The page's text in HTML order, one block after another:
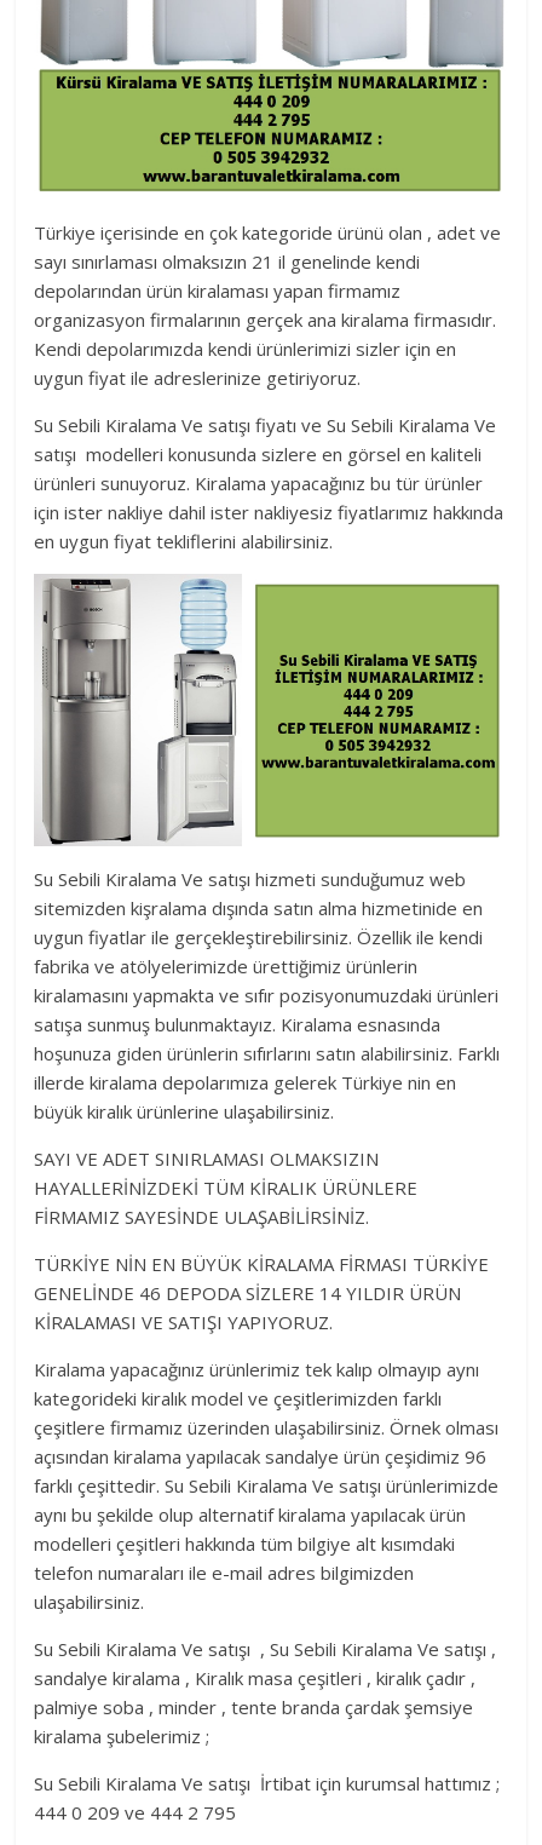
Türkiye içerisinde en çok kategoride ürünü olan , adet ve
sayı sınırlaması olmaksızın 21 il genelinde kendi
depolarından ürün kiralaması yapan firmamız
organizasyon firmalarının gerçek ana kiralama firmasıdır.
Kendi depolarımızda kendi ürünlerimizi sizler için en
uygun fiyat ile adreslerinize getiriyoruz.
Su Sebili Kiralama Ve satışı fiyatı ve Su Sebili Kiralama Ve
satışı modelleri konusunda sizlere en görsel en kaliteli
ürünleri sunuyoruz. Kiralama yapacağınız bu tür ürünler
için ister nakliye dahil ister nakliyesiz fiyatlarımız hakkında
en uygun fiyat tekliflerini alabilirsiniz.
Su Sebili Kiralama Ve satışı hizmeti sunduğumuz web
sitemizden kişralama dışında satın alma hizmetinide en
uygun fiyatlar ile gerçekleştirebilirsiniz. Özellik ile kendi
fabrika ve atölyelerimizde ürettiğimiz ürünlerin
kiralamasını yapmakta ve sıfır pozisyonumuzdaki ürünleri
satışa sunmuş bulunmaktayız. Kiralama esnasında
hoşunuza giden ürünlerin sıfırlarını satın alabilirsiniz. Farklı
illerde kiralama depolarımıza gelerek Türkiye nin en
büyük kiralık ürünlerine ulaşabilirsiniz.
SAYI VE ADET SINIRLAMASI OLMAKSIZIN
HAYALLERİNİZDEKİ TÜM KİRALIK ÜRÜNLERE
FİRMAMIZ SAYESİNDE ULAŞABİLİRSİNİZ.
TÜRKİYE NİN EN BÜYÜK KİRALAMA FİRMASI TÜRKİYE
GENELİNDE 46 DEPODA SİZLERE 14 YILDIR ÜRÜN
KİRALAMASI VE SATIŞI YAPIYORUZ.
Kiralama yapacağınız ürünlerimiz tek kalıp olmayıp aynı
kategorideki kiralık model ve çeşitlerimizden farklı
çeşitlere firmamız üzerinden ulaşabilirsiniz. Örnek olması
açısından kiralama yapılacak sandalye ürün çeşidimiz 96
farklı çeşittedir. Su Sebili Kiralama Ve satışı ürünlerimizde
aynı bu şekilde olup alternatif kiralama yapılacak ürün
modelleri çeşitleri hakkında tüm bilgiye alt kısımdaki
telefon numaraları ile e-mail adres bilgimizden
ulaşabilirsiniz.
Su Sebili Kiralama Ve satışı , Su Sebili Kiralama Ve satışı ,
sandalye kiralama , Kiralık masa çeşitleri , kiralık çadır ,
palmiye soba , minder , tente branda çardak şemsiye
kiralama şubelerimiz ;
Su Sebili Kiralama Ve satışı İrtibat için kurumsal hattımız ;
444 0 209 ve 444 2 795